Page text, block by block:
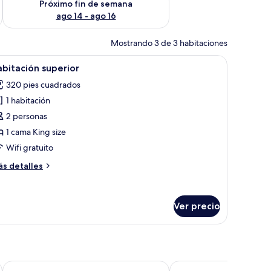
Próximo fin de semana
ago 14 - ago 16
Mostrando 3 de 3 habitaciones
7 superior
320 pies cuadrados
1 habitación
2 personas
1 cama King size
Wifi gratuito
detalles
Ver precio
Fiesta Americana Hacienda Ixtapan de La SalHotel Belisana